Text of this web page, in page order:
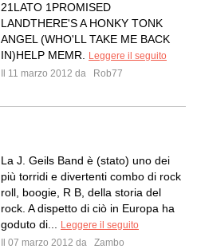
21LATO 1PROMISED
LANDTHERE'S A HONKY TONK
ANGEL (WHO'LL TAKE ME BACK
IN)HELP MEMR.
Leggere il seguito
Il 11 marzo 2012 da
Rob77
La J. Geils Band è (stato) uno dei
più torridi e divertenti combo di rock
roll, boogie, R B, della storia del
rock. A dispetto di ciò in Europa ha
goduto di...
Leggere il seguito
Il 07 marzo 2012 da
Zambo